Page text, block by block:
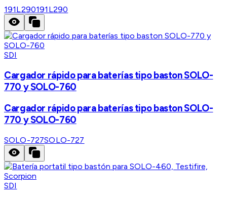
191L290191L290
SDI
Cargador rápido para baterías tipo baston SOLO-
770 y SOLO-760
Cargador rápido para baterías tipo baston SOLO-
770 y SOLO-760
SOLO-727SOLO-727
SDI